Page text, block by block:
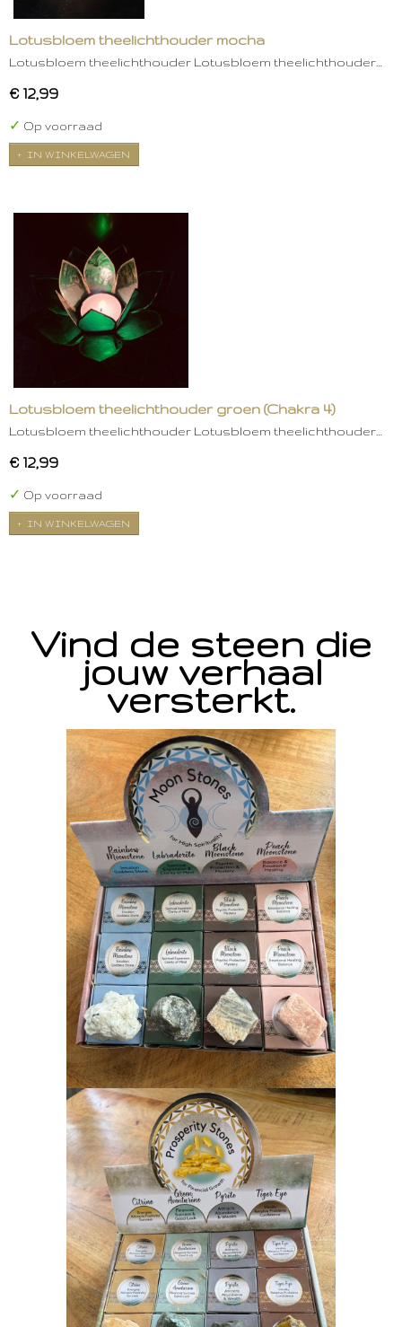
Lotusbloem theelichthouder mocha
Lotusbloem theelichthouder Lotusbloem theelichthouder…
€ 12,99
✓ Op voorraad
IN WINKELWAGEN
Lotusbloem theelichthouder groen (Chakra 4)
Lotusbloem theelichthouder Lotusbloem theelichthouder…
€ 12,99
✓ Op voorraad
IN WINKELWAGEN
Vind de steen die
jouw verhaal
versterkt.